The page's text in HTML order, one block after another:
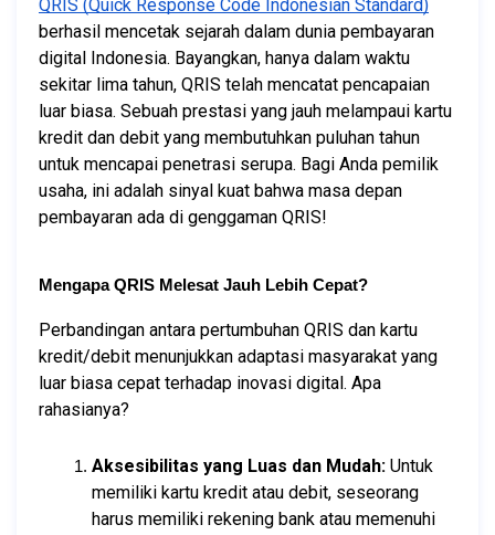
QRIS (Quick Response Code Indonesian Standard)
berhasil mencetak sejarah dalam dunia pembayaran
digital Indonesia. Bayangkan, hanya dalam waktu
sekitar lima tahun, QRIS telah mencatat pencapaian
luar biasa. Sebuah prestasi yang jauh melampaui kartu
kredit dan debit yang membutuhkan puluhan tahun
untuk mencapai penetrasi serupa. Bagi Anda pemilik
usaha, ini adalah sinyal kuat bahwa masa depan
pembayaran ada di genggaman QRIS!
Mengapa QRIS Melesat Jauh Lebih Cepat?
Perbandingan antara pertumbuhan QRIS dan kartu
kredit/debit menunjukkan adaptasi masyarakat yang
luar biasa cepat terhadap inovasi digital. Apa
rahasianya?
Aksesibilitas yang Luas dan Mudah: Untuk
memiliki kartu kredit atau debit, seseorang
harus memiliki rekening bank atau memenuhi